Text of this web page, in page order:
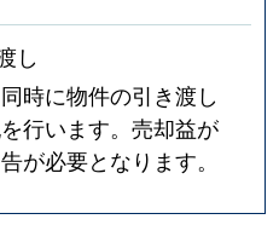
し
時に物件の引き渡し
行います。売却益が
が必要となります。